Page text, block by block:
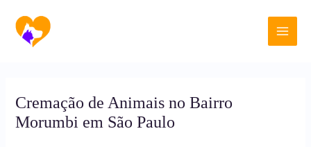
para
conteúdo
Main
Cremação de Animais no Bairro
Morumbi em São Paulo